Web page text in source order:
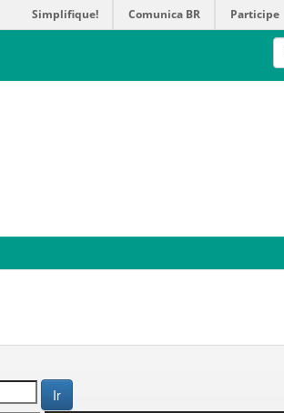
Simplifique! Comunica BR Participe